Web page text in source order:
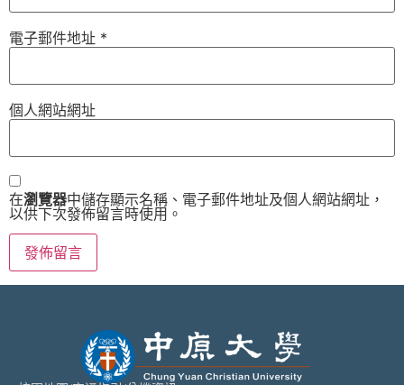
電子郵件地址 *
個人網站網址
在瀏覽器中儲存顯示名稱、電子郵件地址及個人網站網址，
以供下次發佈留言時使用。